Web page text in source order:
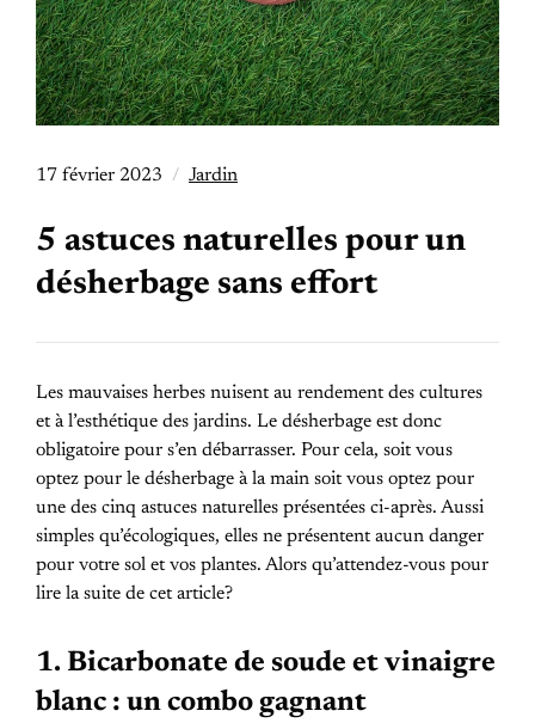
17 février 2023 Jardin
5 astuces naturelles pour un
désherbage sans effort
Les mauvaises herbes nuisent au rendement des cultures
et à l’esthétique des jardins. Le désherbage est donc
obligatoire pour s’en débarrasser. Pour cela, soit vous
optez pour le désherbage à la main soit vous optez pour
une des cinq astuces naturelles présentées ci-après. Aussi
simples qu’écologiques, elles ne présentent aucun danger
pour votre sol et vos plantes. Alors qu’attendez-vous pour
lire la suite de cet article?
1. Bicarbonate de soude et vinaigre
blanc : un combo gagnant